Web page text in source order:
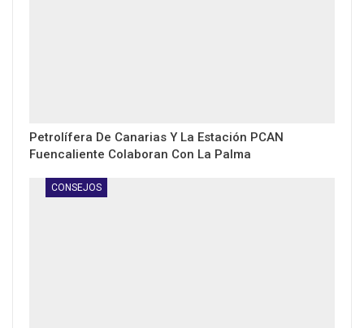
Petrolífera De Canarias Y La Estación PCAN
Fuencaliente Colaboran Con La Palma
CONSEJOS